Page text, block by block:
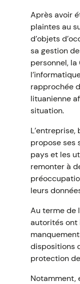
Après avoir
plaintes au
d’objets
sa gestion
personnel,
rapprochée
lituanienne
situation.
propose ses
pays et les
remonter à
leurs
Au terme de
autorités ont
dispositions
protection
Notamment,